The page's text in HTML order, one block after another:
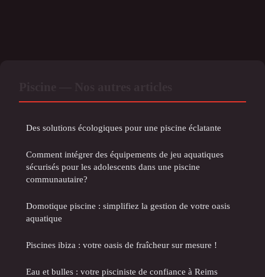
Des solutions écologiques pour une piscine éclatante
Comment intégrer des équipements de jeu aquatiques
sécurisés pour les adolescents dans une piscine
communautaire?
Domotique piscine : simplifiez la gestion de votre oasis
aquatique
Piscines ibiza : votre oasis de fraîcheur sur mesure !
Eau et bulles : votre pisciniste de confiance à Reims